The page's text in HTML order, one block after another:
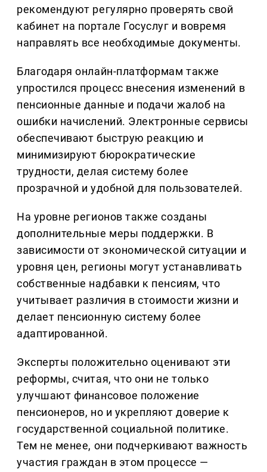
рекомендуют регулярно проверять свой
кабинет на портале Госуслуг и вовремя
направлять все необходимые документы.
Благодаря онлайн-платформам также
упростился процесс внесения изменений в
пенсионные данные и подачи жалоб на
ошибки начислений. Электронные сервисы
обеспечивают быструю реакцию и
минимизируют бюрократические
трудности, делая систему более
прозрачной и удобной для пользователей.
На уровне регионов также созданы
дополнительные меры поддержки. В
зависимости от экономической ситуации и
уровня цен, регионы могут устанавливать
собственные надбавки к пенсиям, что
учитывает различия в стоимости жизни и
делает пенсионную систему более
адаптированной.
Эксперты положительно оценивают эти
реформы, считая, что они не только
улучшают финансовое положение
пенсионеров, но и укрепляют доверие к
государственной социальной политике.
Тем не менее, они подчеркивают важность
участия граждан в этом процессе —